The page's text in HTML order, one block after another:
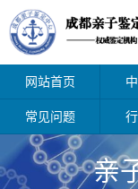
网站首页
常见问题
亲